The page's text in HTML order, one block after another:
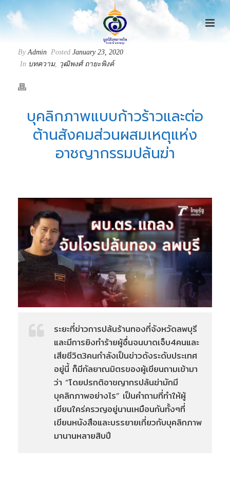
ByAdmin Posted January 23, 2020
In บทความ, วุฒิพงศ์ ถายะพิงค์
บุคลิกภาพแบบก้าวร้าวและต่อ
ต้านสังคมส่วนผสมเหตุแห่ง
อาชญากรรมปล้นฆ่า
ระยะที่ข่าวการปล้นร้านทองที่จังหวัดลพบุรี
และมีการยิงทำร้ายผู้อื่นจนบาดเจ็บ4คนและ
เสียชีวิต3คนกำลังเป็นข่าวดังระดับประเทศ
อยู่นี้ ก็มีกัลยาณมิตรของผู้เขียนถามเข้ามา
ว่า “โดยปรกติอาชญากรปล้นฆ่ามักมี
บุคลิกภาพอย่างไร” เป็นคำถามที่ทำให้ผู้
เขียนใคร่ครวญอยู่นานเหมือนกันทั้งๆที่
เขียนหนังสือและบรรยายเกี่ยวกับบุคลิกภาพ
มานานหลายสิบปี